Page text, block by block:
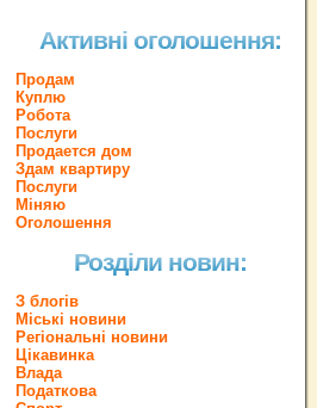
Активні оголошення:
Продам
Куплю
Робота
Послуги
Продается дом
Здам квартиру
Послуги
Міняю
Оголошення
Розділи новин:
З блогів
Міські новини
Регіональні новини
Цікавинка
Влада
Податкова